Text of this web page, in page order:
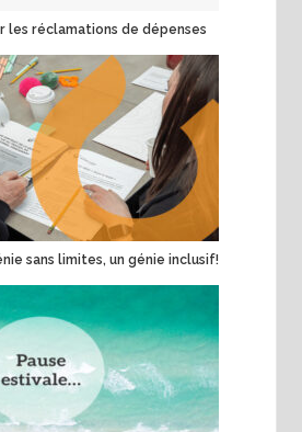
les réclamations de dépenses
sans limites, un génie inclusif!